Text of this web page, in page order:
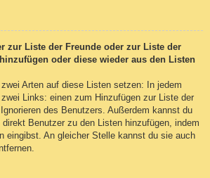
zur Liste der Freunde oder zur Liste der
oder diese wieder aus den Listen
Arten auf diese Listen setzen: In jedem
Links: einen zum Hinzufügen zur Liste der
des Benutzers. Außerdem kannst du
Benutzer zu den Listen hinzufügen, indem
eingibst. An gleicher Stelle kannst du sie auch